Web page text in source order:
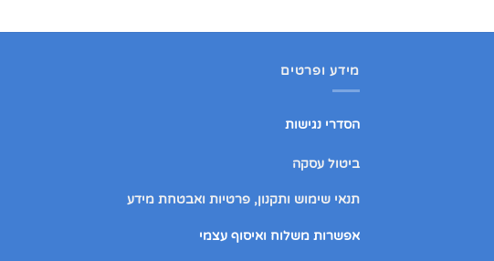
⁦₪ 159.99⁩
מידע ופרטים
הסדרי נגישות
ביטול עסקה
תנאי שימוש ותקנון, פרטיות ואבטחת מידע
אפשרות משלוח ואיסוף עצמי